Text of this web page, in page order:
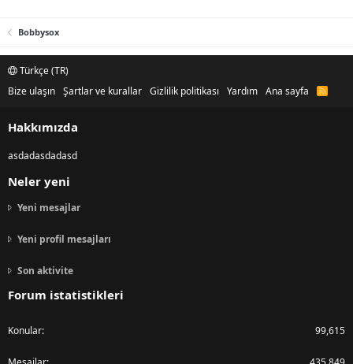
Bobbysox
Türkçe (TR)
Bize ulaşın Şartlar ve kurallar Gizlilik politikası Yardım Ana sayfa
R
Hakkımızda
asdadasdadasd
Neler yeni
Yeni mesajlar
Yeni profil mesajları
Son aktivite
Forum istatistikleri
Konular 99,615